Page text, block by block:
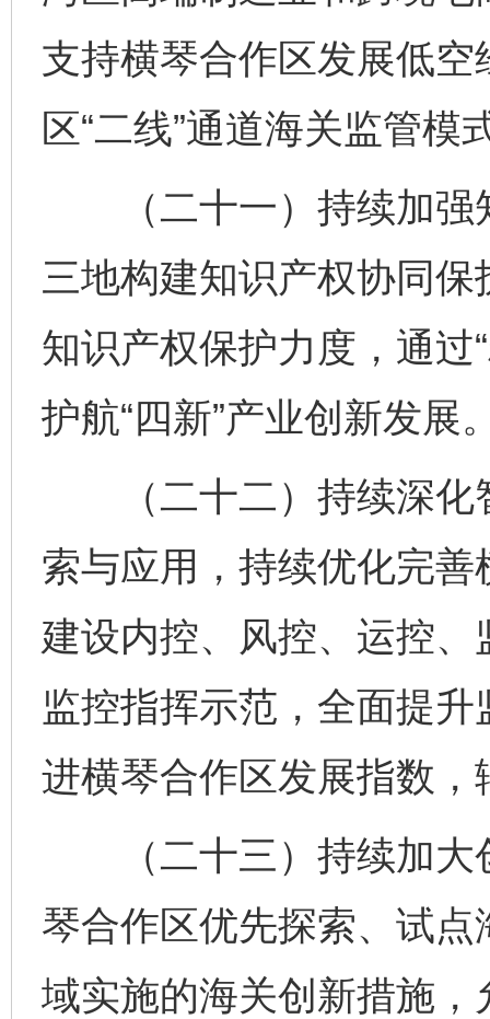
支持横琴合作区发展低
区“二线”通道海关监管模
（二十一）持续加强
三地构建知识产权协同
知识产权保护力度，通过
护航“四新”产业创新发展
（二十二）持续深化
索与应用，持续优化完
建设内控、风控、运控、
监控指挥示范，全面提
进横琴合作区发展指数，
（二十三）持续加大
琴合作区优先探索、试
域实施的海关创新措施
完善运行机制助力责任有效落实 一纸欠